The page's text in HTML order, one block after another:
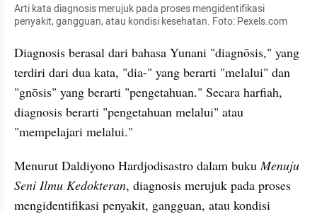
Arti kata diagnosis merujuk pada proses mengidentifikasi
penyakit, gangguan, atau kondisi kesehatan. Foto: Pexels.com
Diagnosis berasal dari bahasa Yunani "diagnōsis," yang
terdiri dari dua kata, "dia-" yang berarti "melalui" dan
"gnōsis" yang berarti "pengetahuan." Secara harfiah,
diagnosis berarti "pengetahuan melalui" atau
"mempelajari melalui."
Menurut Daldiyono Hardjodisastro dalam buku Menuju
Seni Ilmu Kedokteran, diagnosis merujuk pada proses
mengidentifikasi penyakit, gangguan, atau kondisi